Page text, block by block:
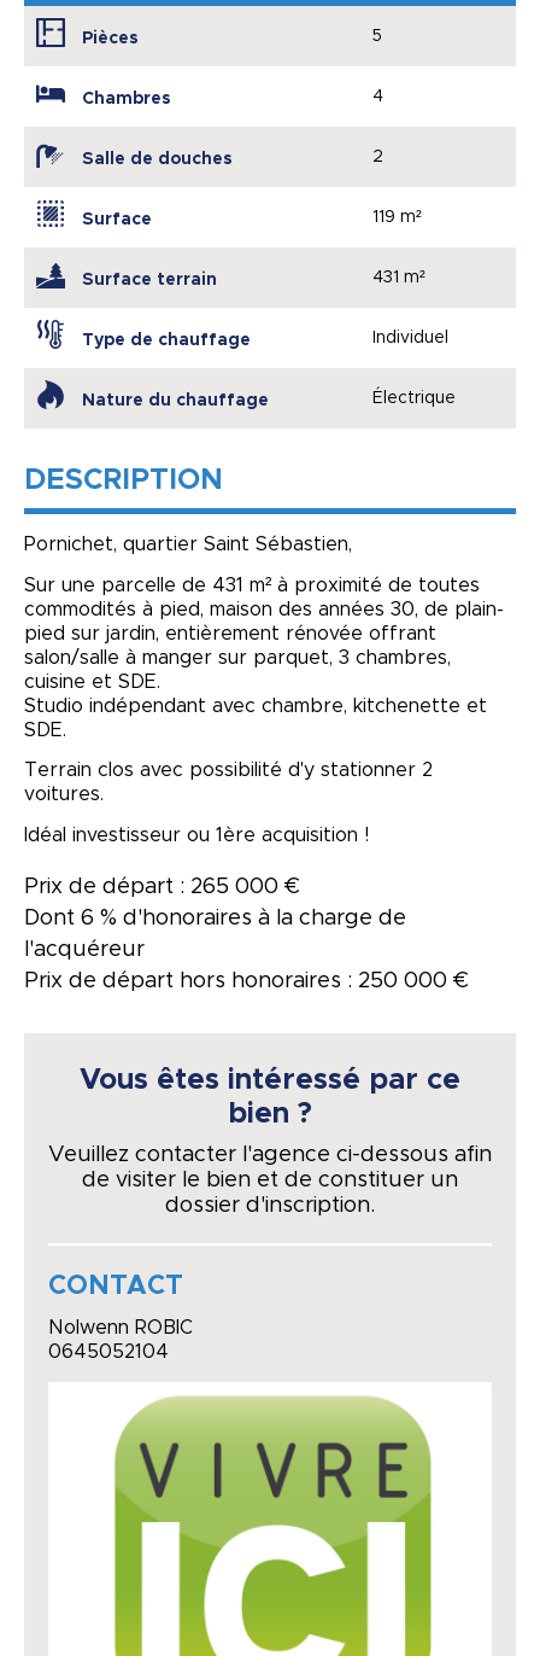
Pièces 5
Chambres 4
Salle de douches 2
Surface 119 m²
Surface terrain 431 m²
Type de chauffage Individuel
Nature du chauffage Électrique
DESCRIPTION
Pornichet, quartier Saint Sébastien,
Sur une parcelle de 431 m² à proximité de toutes
commodités à pied, maison des années 30, de plain-
pied sur jardin, entièrement rénovée offrant
salon/salle à manger sur parquet, 3 chambres,
cuisine et SDE.
Studio indépendant avec chambre, kitchenette et
SDE.
Terrain clos avec possibilité d'y stationner 2
voitures.
Idéal investisseur ou 1ère acquisition !
Prix de départ : 265 000 €
Dont 6 % d'honoraires à la charge de
l'acquéreur
Prix de départ hors honoraires : 250 000 €
Vous êtes intéressé par ce
bien ?
Veuillez contacter l'agence ci-dessous afin
de visiter le bien et de constituer un
dossier d'inscription.
CONTACT
Nolwenn ROBIC
0645052104